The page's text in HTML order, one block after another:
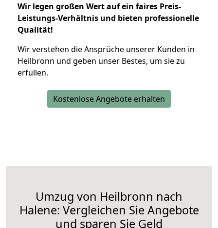
Wir legen großen Wert auf ein faires Preis-
Leistungs-Verhältnis und bieten professionelle
Qualität!
Wir verstehen die Ansprüche unserer Kunden in
Heilbronn und geben unser Bestes, um sie zu
erfüllen.
Kostenlose Angebote erhalten
Umzug von Heilbronn nach
Halene: Vergleichen Sie Angebote
und sparen Sie Geld